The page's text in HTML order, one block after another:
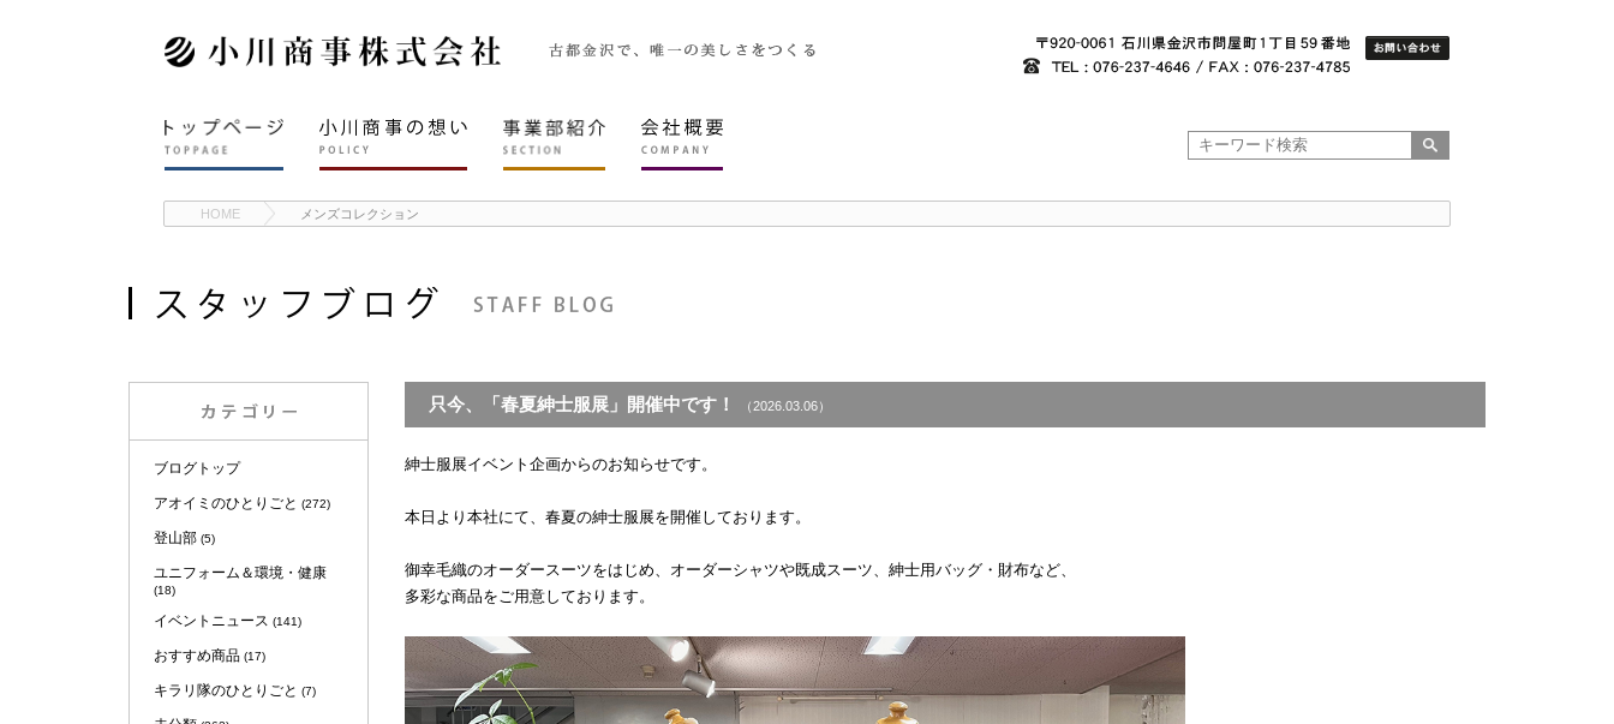
HOME メンズコレクション
ブログトップ
アオイミのひとりごと (272)
登山部 (5)
ユニフォーム＆環境・健康
(18)
イベントニュース (141)
おすすめ商品 (17)
キラリ隊のひとりごと (7)
只今、「春夏紳士服展」開催中です！ （2026.03.06）
紳士服展イベント企画からのお知らせです。
本日より本社にて、春夏の紳士服展を開催しております。
御幸毛織のオーダースーツをはじめ、オーダーシャツや既成スーツ、紳士用バッグ・財布など、
多彩な商品をご用意しております。